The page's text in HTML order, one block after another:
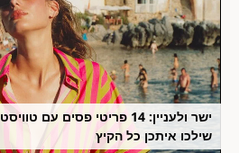
ישר ולעניין: 14 פריטי פסים עם טוויסט
שילכו איתכן כל הקיץ